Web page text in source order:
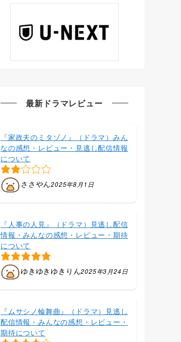
最新ドラマレビュー
『家政夫のミタゾノ』（ドラマ）みん
なの感想・レビュー・見逃し配信情報
について
ささやん2025年8月1日
『人事の人見』（ドラマ）見逃し配信
情報・みんなの感想・レビュー・期待
について
ゆきゆきゆきりん2025年3月24日
『ムサシノ輪舞曲』（ドラマ）見逃し
配信情報・みんなの感想・レビュー・
期待について